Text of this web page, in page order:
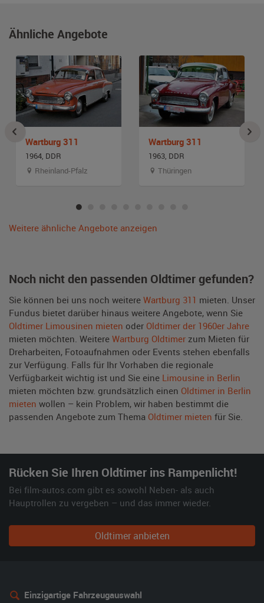
Ähnliche Angebote
Wartburg 311
1964, DDR
Rheinland-Pfalz
Wartburg 311
1963, DDR
Thüringen
Weitere ähnliche Angebote anzeigen
Noch nicht den passenden Oldtimer gefunden?
Sie können bei uns noch weitere Wartburg 311 mieten. Unser
Fundus bietet darüber hinaus weitere Angebote, wenn Sie
Oldtimer Limousinen mieten oder Oldtimer der 1960er Jahre
mieten möchten. Weitere Wartburg Oldtimer zum Mieten für
Dreharbeiten, Fotoaufnahmen oder Events stehen ebenfalls
zur Verfügung. Falls für Ihr Vorhaben die regionale
Verfügbarkeit wichtig ist und Sie eine Limousine in Berlin
mieten möchten bzw. grundsätzlich einen Oldtimer in Berlin
mieten wollen – kein Problem, wir haben bestimmt die
passenden Angebote zum Thema Oldtimer mieten für Sie.
Rücken Sie Ihren Oldtimer ins Rampenlicht!
Bei film-autos.com gibt es sowohl Neben- als auch
Hauptrollen zu vergeben – und das immer wieder.
Oldtimer anbieten
Einzigartige Fahrzeugauswahl